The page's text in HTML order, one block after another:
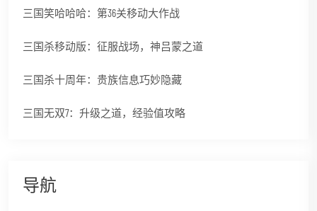
三国笑哈哈哈：第36关移动大作战
三国杀移动版：征服战场，神吕蒙之道
三国杀十周年：贵族信息巧妙隐藏
三国无双7：升级之道，经验值攻略
导航